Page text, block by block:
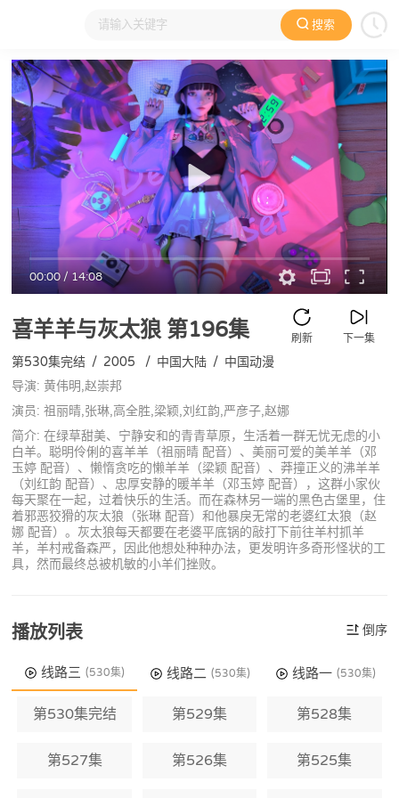
搜索
大家在看 日本动漫 国产动漫 欧美动漫 动漫电影
00:00/14:08
喜羊羊与灰太狼第196集 下一集
刷新
第530集完结 / 2005 / 中国大陆 / 中国动漫
导演: 黄伟明,赵崇邦
演员: 祖丽晴,张琳,高全胜,梁颖,刘红韵,严彦子,赵娜
简介: 在绿草甜美、宁静安和的青青草原，生活着一群无忧无虑的小
白羊。聪明伶俐的喜羊羊（祖丽晴 配音）、美丽可爱的美羊羊（邓
玉婷 配音）、懒惰贪吃的懒羊羊（梁颖 配音）、莽撞正义的沸羊羊
（刘红韵 配音）、忠厚安静的暖羊羊（邓玉婷 配音），这群小家伙
每天聚在一起，过着快乐的生活。而在森林另一端的黑色古堡里，住
着邪恶狡猾的灰太狼（张琳 配音）和他暴戾无常的老婆红太狼（赵
娜 配音）。灰太狼每天都要在老婆平底锅的敲打下前往羊村抓羊
羊，羊村戒备森严，因此他想处种种办法，更发明许多奇形怪状的工
具，然而最终总被机敏的小羊们挫败。
播放列表 倒序
线路三 (530集) 线路二 (530集) 线路一 (530集)
第530集完结 第529集 第528集
第527集 第526集 第525集